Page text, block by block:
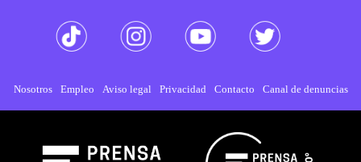
Nosotros Empleo Aviso legal Privacidad Contacto Canal de denuncias